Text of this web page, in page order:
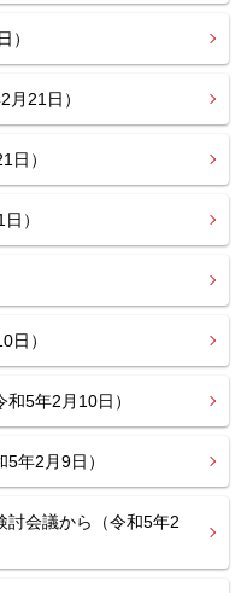
）
21日）
日）
）
日）
5年2月10日）
年2月9日）
討会議から（令和5年2